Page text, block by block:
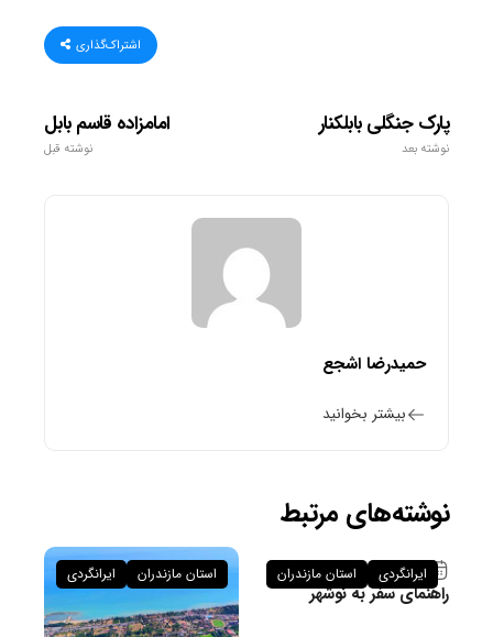
اشتراک‌گذاری
امامزاده قاسم بابل
نوشته قبل
پارک جنگلی بابلکنار
نوشته بعد
حمیدرضا اشجع
بیشتر بخوانید
نوشته‌های مرتبط
۲۶ فروردین ۱۴۰۵
راهنمای سفر به نوشهر
ایرانگردی استان مازندران استان مازندران ایرانگردی